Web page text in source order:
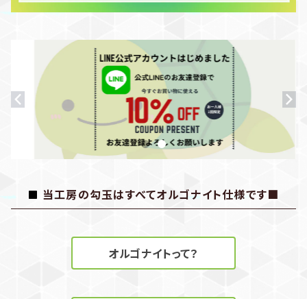
当工房の勾玉はすべてオルゴナイト仕様です■
オルゴナイトって？